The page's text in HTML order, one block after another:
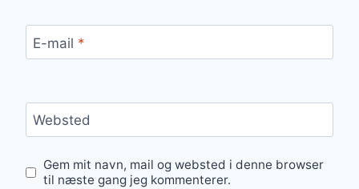
E-mail *
Websted
Gem mit navn, mail og websted i denne browser
til næste gang jeg kommenterer.